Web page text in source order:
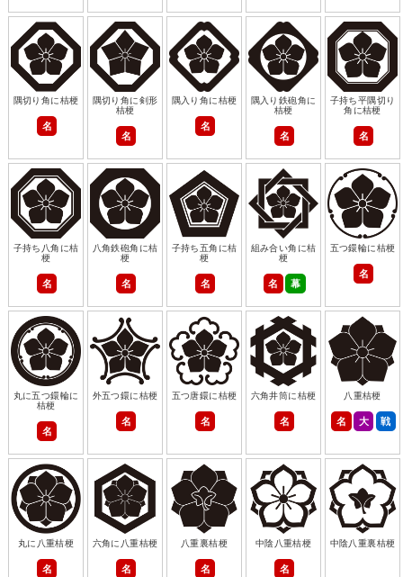
隅切り角に桔梗
名
隅切り角に剣形
桔梗
名
隅入り角に桔梗
名
隅入り鉄砲角に
桔梗
名
子持ち平隅切り
角に桔梗
名
子持ち八角に桔
梗
名
八角鉄砲角に桔
梗
名
子持ち五角に桔
梗
名
組み合い角に桔
梗
名 幕
五つ鐶輪に桔梗
名
丸に五つ鐶輪に
桔梗
名
外五つ鐶に桔梗
名
五つ唐鐶に桔梗
名
六角井筒に桔梗
名
八重桔梗
名 大 戦
丸に八重桔梗
名
六角に八重桔梗
名
八重裏桔梗
名
中陰八重桔梗
名
中陰八重裏桔梗